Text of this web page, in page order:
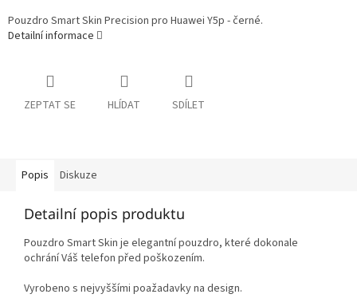
Pouzdro Smart Skin Precision pro Huawei Y5p - černé.
Detailní informace
ZEPTAT SE HLÍDAT SDÍLET
Popis Diskuze
Detailní popis produktu
Pouzdro Smart Skin je elegantní pouzdro, které dokonale
ochrání Váš telefon před poškozením.
Vyrobeno s nejvyššími poažadavky na design.